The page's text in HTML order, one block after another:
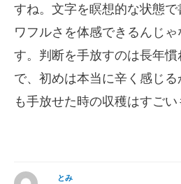
すね。文字を瞑想的な状態
ワフルさを体感できるんじ
す。判断を手放すのは長年
で、初めは本当に辛く感じ
も手放せた時の収穫はすごい
とみ